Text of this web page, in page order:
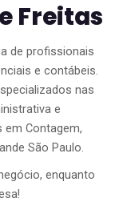
Freitas
de profissionais
e contábeis.
nas
e
em Contagem,
São Paulo.
enquanto